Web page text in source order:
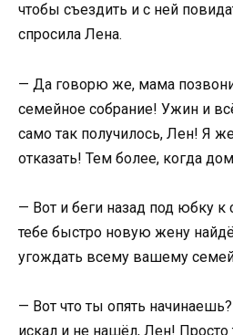
чтобы съездить и с ней
спросила Лена.
— Да говорю же, мама
семейное собрание! Ужин и
само так получилось, Лен! Я
отказать! Тем более, когда
— Вот и беги назад под юбку к
тебе быстро новую жену
угождать всему вашему
— Вот что ты опять
искал и не нашёл, Лен! Просто